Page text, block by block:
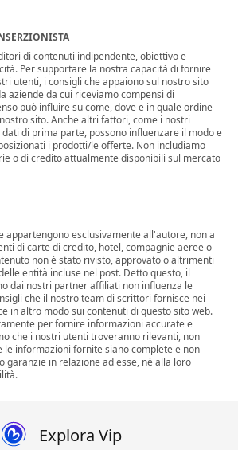
di contenuti indipendente, obiettivo e
Per supportare la nostra capacità di fornire
utenti, i consigli che appaiono sul nostro sito
aziende da cui riceviamo compensi di
può influire su come, dove e in quale ordine
sito. Anche altri fattori, come i nostri
di prima parte, possono influenzare il modo e
i prodotti/le offerte. Non includiamo
o di credito attualmente disponibili sul mercato
appartengono esclusivamente all'autore, non a
di carte di credito, hotel, compagnie aeree o
non è stato rivisto, approvato o altrimenti
entità incluse nel post. Detto questo, il
dai nostri partner affiliati non influenza le
che il nostro team di scrittori fornisce nei
in altro modo sui contenuti di questo sito web.
per fornire informazioni accurate e
che i nostri utenti troveranno rilevanti, non
le informazioni fornite siano complete e non
garanzie in relazione ad esse, né alla loro
Explora Vip